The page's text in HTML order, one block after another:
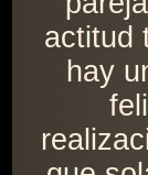
actitud
hay